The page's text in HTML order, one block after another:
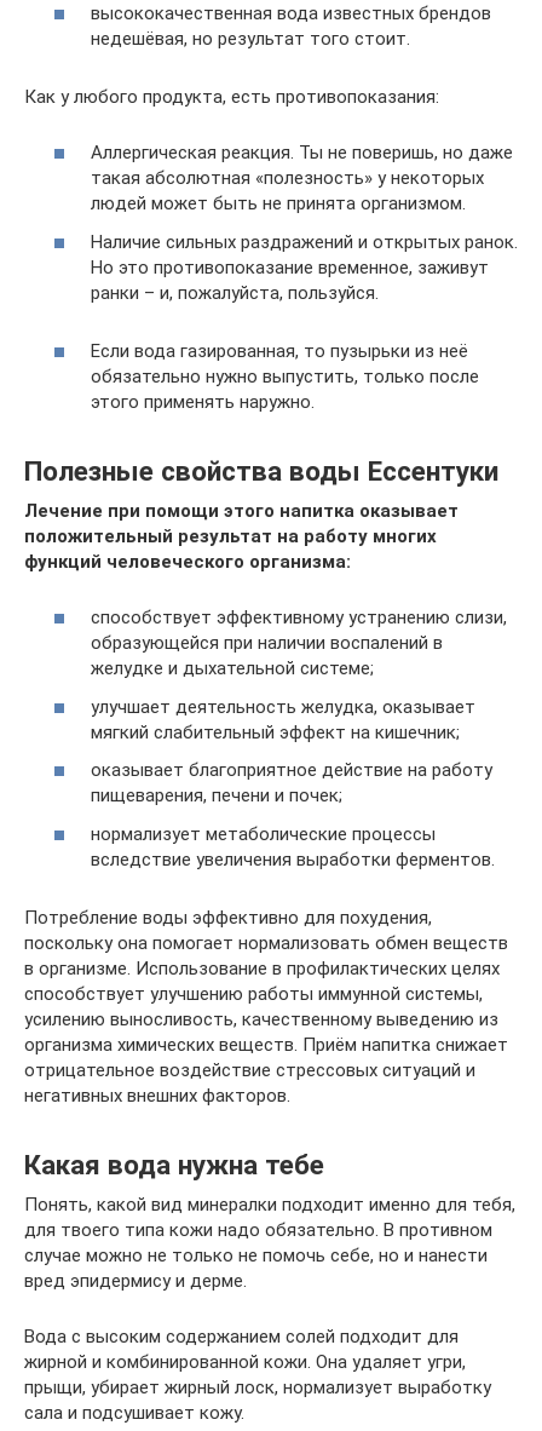
высококачественная вода известных брендов
недешёвая, но результат того стоит.
Как у любого продукта, есть противопоказания:
Аллергическая реакция. Ты не поверишь, но даже
такая абсолютная «полезность» у некоторых
людей может быть не принята организмом.
Наличие сильных раздражений и открытых ранок.
Но это противопоказание временное, заживут
ранки – и, пожалуйста, пользуйся.
Если вода газированная, то пузырьки из неё
обязательно нужно выпустить, только после
этого применять наружно.
Полезные свойства воды Ессентуки
Лечение при помощи этого напитка оказывает
положительный результат на работу многих
функций человеческого организма:
способствует эффективному устранению слизи,
образующейся при наличии воспалений в
желудке и дыхательной системе;
улучшает деятельность желудка, оказывает
мягкий слабительный эффект на кишечник;
оказывает благоприятное действие на работу
пищеварения, печени и почек;
нормализует метаболические процессы
вследствие увеличения выработки ферментов.
Потребление воды эффективно для похудения,
поскольку она помогает нормализовать обмен веществ
в организме. Использование в профилактических целях
способствует улучшению работы иммунной системы,
усилению выносливость, качественному выведению из
организма химических веществ. Приём напитка снижает
отрицательное воздействие стрессовых ситуаций и
негативных внешних факторов.
Какая вода нужна тебе
Понять, какой вид минералки подходит именно для тебя,
для твоего типа кожи надо обязательно. В противном
случае можно не только не помочь себе, но и нанести
вред эпидермису и дерме.
Вода с высоким содержанием солей подходит для
жирной и комбинированной кожи. Она удаляет угри,
прыщи, убирает жирный лоск, нормализует выработку
сала и подсушивает кожу.